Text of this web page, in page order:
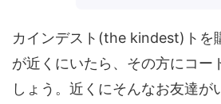
カインデスト(the kindest)トを
が近くにいたら、その方にコー
しょう。近くにそんなお友達が